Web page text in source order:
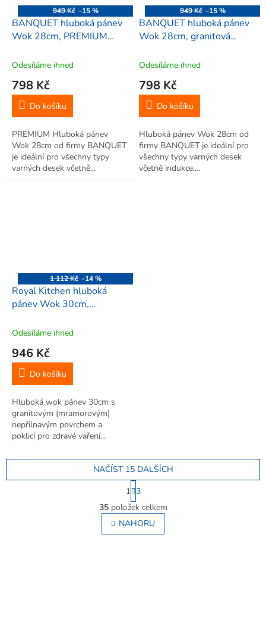
949 Kč –15 %
BANQUET hluboká pánev
Wok 28cm, PREMIUM
(mramorová), 85903
Odesíláme ihned
798 Kč
Do košíku
PREMIUM Hluboká pánev
Wok 28cm od firmy BANQUET
je ideální pro všechny typy
varných desek včetně...
949 Kč –15 %
BANQUET hluboká pánev
Wok 28cm, granitová
Odesíláme ihned
798 Kč
Do košíku
Hluboká pánev Wok 28cm od
firmy BANQUET je ideální pro
všechny typy varných desek
včetně indukce....
1 112 Kč –14 %
Royal Kitchen hluboká
pánev Wok 30cm,
poklicí, 24072
Odesíláme ihned
946 Kč
Do košíku
Hluboká wok pánev 30cm s
granitovým (mramorovým)
nepřilnavým povrchem a
poklicí pro zdravé vaření...
O
v
l
á
NAČÍST 15 DALŠÍCH
S
t
r
á
n
k
1 3
35položek celkem
NAHORU